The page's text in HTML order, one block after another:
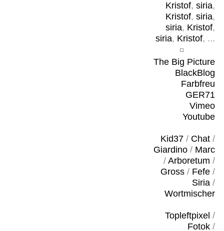
Kristof, siria,
Kristof, siria,
siria, Kristof,
siria, Kristof, ...
The Big Picture
BlackBlog
Farbfreu
GER71
Vimeo
Youtube
Kid37/ Chat/
Giardino/ Marc
/ Arboretum /
Gross/ Fefe/
Siria/
Wortmischer
Topleftpixel /
Fotok/